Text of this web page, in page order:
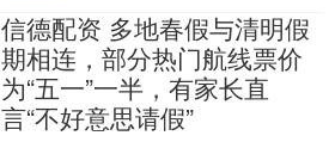
信德配资 多地春假与清明假
期相连，部分热门航线票价
为“五一”一半，有家长直
言“不好意思请假”